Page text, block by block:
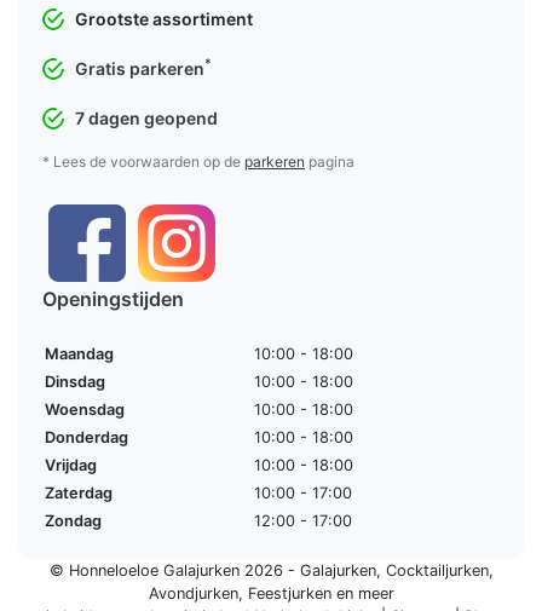
Grootste assortiment
Gratis parkeren*
7 dagen geopend
* Lees de voorwaarden op de parkeren pagina
Openingstijden
Maandag
10:00 - 18:00
Dinsdag
10:00 - 18:00
Woensdag
10:00 - 18:00
Donderdag
10:00 - 18:00
Vrijdag
10:00 - 18:00
Zaterdag
10:00 - 17:00
Zondag
12:00 - 17:00
© Honneloeloe Galajurken 2026 - Galajurken, Cocktailjurken,
Avondjurken, Feestjurkenen meer